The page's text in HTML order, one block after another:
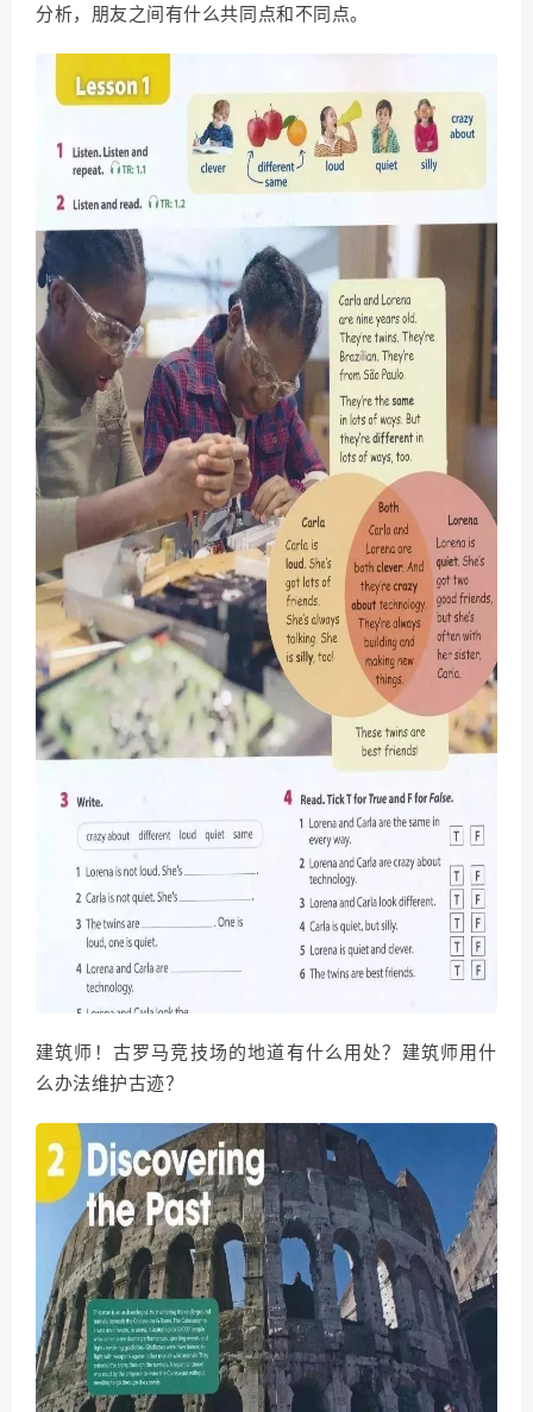
分析，朋友之间有什么共同点和不同点。
建筑师！古罗马竞技场的地道有什么用处？建筑师用什
么办法维护古迹？